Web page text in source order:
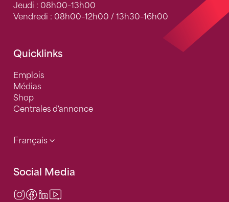
Jeudi : 08h00–13h00
Vendredi : 08h00–12h00 / 13h30–16h00
Quicklinks
Emplois
Médias
Shop
Centrales d'annonce
Français
Social Media
Instagram
Facebook
LinkedIn